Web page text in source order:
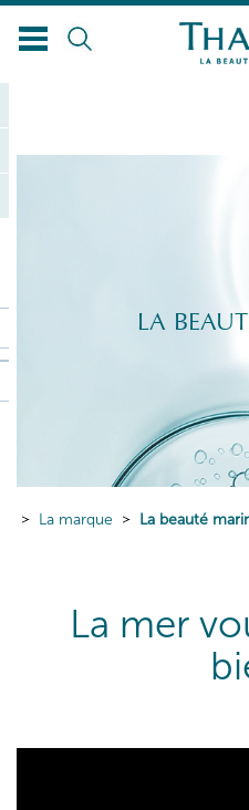
LA
La marque La beauté
La mer